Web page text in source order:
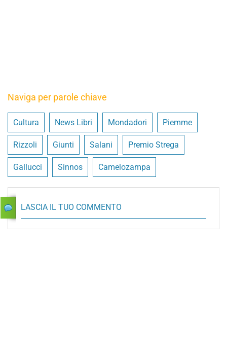
Naviga per parole chiave
Cultura News Libri Mondadori Piemme
Rizzoli Giunti Salani Premio Strega
Gallucci Sinnos Camelozampa
LASCIA IL TUO COMMENTO